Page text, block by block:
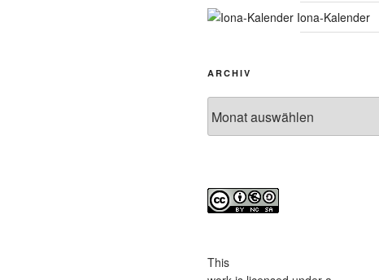
Iona-Kalender
ARCHIV
This